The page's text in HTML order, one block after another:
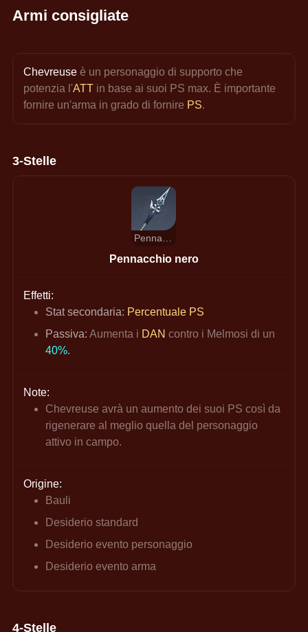
Armi consigliate
Chevreuse è un personaggio di supporto che
potenzia l'ATT in base ai suoi PS max. È importante
fornire un'arma in grado di fornire PS.
3-Stelle
Pennacchio nero
Pennacchio nero
Effetti:
Stat secondaria: Percentuale PS
Passiva: Aumenta i DAN contro i Melmosi di un
40%.
Note:
Chevreuse avrà un aumento dei suoi PS così da
rigenerare al meglio quella del personaggio
attivo in campo.
Origine:
Bauli
Desiderio standard
Desiderio evento personaggio
Desiderio evento arma
4-Stelle